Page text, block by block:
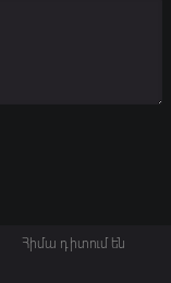
Հիմա դիտում են